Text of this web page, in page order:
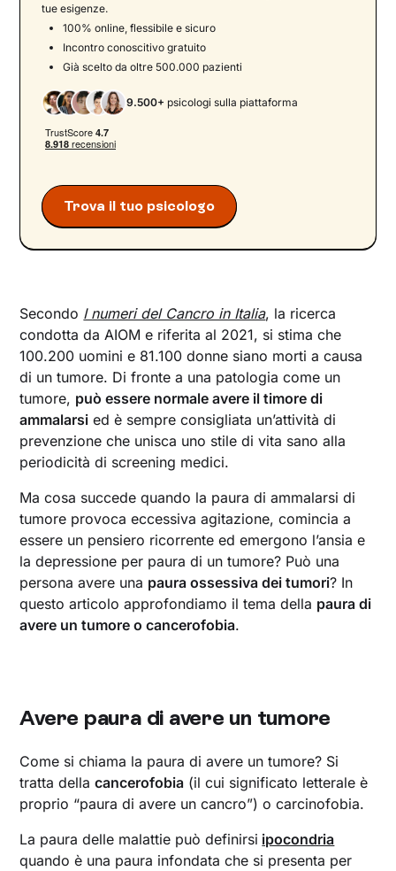
tue esigenze.
Trova il tuo psicologo
100% online, flessibile e sicuro
Incontro conoscitivo gratuito
Già scelto da oltre 500.000 pazienti
9.500+ psicologi sulla piattaforma
Secondo I numeri del Cancro in Italia, la ricerca
condotta da AIOM e riferita al 2021, si stima che
100.200 uomini e 81.100 donne siano morti a causa
di un tumore. Di fronte a una patologia come un
tumore, può essere normale avere il timore di
ammalarsi ed è sempre consigliata un’attività di
prevenzione che unisca uno stile di vita sano alla
periodicità di screening medici.
Ma cosa succede quando la paura di ammalarsi di
tumore provoca eccessiva agitazione, comincia a
essere un pensiero ricorrente ed emergono l’ansia e
la depressione per paura di un tumore? Può una
persona avere una paura ossessiva dei tumori? In
questo articolo approfondiamo il tema della paura di
avere un tumore o cancerofobia.
Avere paura di avere un tumore
Come si chiama la paura di avere un tumore? Si
tratta dellacancerofobia (il cui significato letterale è
proprio “paura di avere un cancro”) o carcinofobia.
La paura delle malattie può definirsi ipocondria
quando è una paura infondata che si presenta per